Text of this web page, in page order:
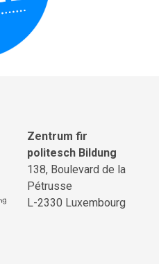
Zentrum fir
politesch Bildung
138, Boulevard de la
Pétrusse
L-2330 Luxembourg